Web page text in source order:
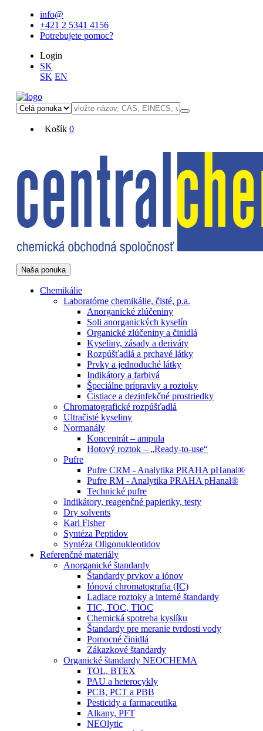
info@
+421 2 5341 4156
Potrebujete pomoc?
Login
SK
SK EN
Košík 0
Naša ponuka
Chemikálie
Laboratórne chemikálie, čisté, p.a.
Anorganické zlúčeniny
Soli anorganických kyselín
Organické zlúčeniny a činidlá
Kyseliny, zásady a deriváty
Rozpúšťadlá a prchavé látky
Prvky a jednoduché látky
Indikátory a farbivá
Špeciálne prípravky a roztoky
Čistiace a dezinfekčné prostriedky
Chromatografické rozpúšťadlá
Ultračisté kyseliny
Normanály
Koncentrát – ampula
Hotový roztok – „Ready-to-use“
Pufre
Pufre CRM - Analytika PRAHA pHanal®
Pufre RM - Analytika PRAHA pHanal®
Technické pufre
Indikátory, reagenčné papieriky, testy
Dry solvents
Karl Fisher
Syntéza Peptidov
Syntéza Oligonukleotidov
Referenčné materiály
Anorganické štandardy
Štandardy prvkov a iónov
Iónová chromatografia (IC)
Ladiace roztoky a interné štandardy
TIC, TOC, TIOC
Chemická spotreba kyslíku
Štandardy pre meranie tvrdosti vody
Pomocné činidlá
Zákazkové štandardy
Organické štandardy NEOCHEMA
TOL, BTEX
PAU a heterocykly
PCB, PCT a PBB
Pesticidy a farmaceutika
Alkany, PFT
NEOlytic